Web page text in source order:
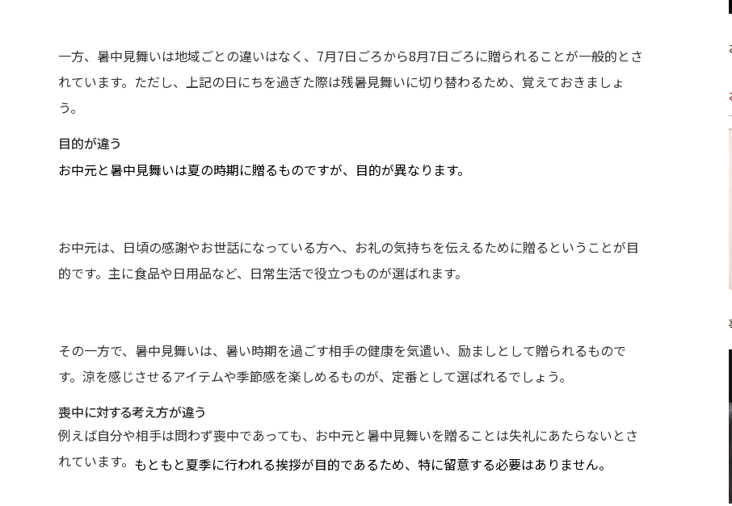
一方、暑中見舞いは地域ごとの違いはなく、7月7日ごろから8月7日ごろに贈られることが一般的とさ
れています。ただし、上記の日にちを過ぎた際は残暑見舞いに切り替わるため、覚えておきましょ
う。
目的が違う
お中元と暑中見舞いは夏の時期に贈るものですが、目的が異なります。
お中元は、日頃の感謝やお世話になっている方へ、お礼の気持ちを伝えるために贈るということが目
的です。主に食品や日用品など、日常生活で役立つものが選ばれます。
その一方で、暑中見舞いは、暑い時期を過ごす相手の健康を気遣い、励ましとして贈られるもので
す。涼を感じさせるアイテムや季節感を楽しめるものが、定番として選ばれるでしょう。
喪中に対する考え方が違う
例えば自分や相手は問わず喪中であっても、お中元と暑中見舞いを贈ることは失礼にあたらないとさ
れています。 もともと夏季に行われる挨拶が目的であるため、特に留意する必要はありません。